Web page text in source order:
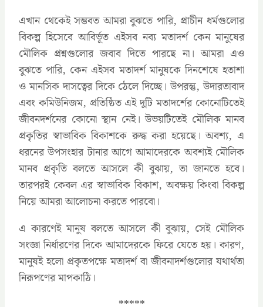
এখান থেকেই সম্ভবত আমরা বুঝতে পারি, প্রাচীন ধর্মগুলোর
বিকল্প হিসেবে আবির্ভূত এইসব নব্য মতাদর্শ কেন মানুষের
মৌলিক প্রশ্নগুলোর জবাব দিতে পারছে না। আমরা এও
বুঝতে পারি, কেন এইসব মতাদর্শ মানুষকে দিনশেষে হতাশা
ও মানসিক দাসত্বের দিকে ঠেলে দিচ্ছে। উপরন্তু, উদারতাবাদ
এবং কমিউনিজম, প্রতিষ্ঠিত এই দুটি মতাদর্শের কোনোটিতেই
জীবনদর্শনের কোনো স্থান নেই। উভয়টিতেই মৌলিক মানব
প্রকৃতির স্বাভাবিক বিকাশকে রুদ্ধ করা হয়েছে। অবশ্য, এ
ধরনের উপসংহার টানার আগে আমাদেরকে অবশ্যই মৌলিক
মানব প্রকৃতি বলতে আসলে কী বুঝায়, তা জানতে হবে।
তারপরই কেবল এর স্বাভাবিক বিকাশ, অবক্ষয় কিংবা বিকল্প
নিয়ে আমরা আলোচনা করতে পারবো।
এ কারণেই মানুষ বলতে আসলে কী বুঝায়, সেই মৌলিক
সংজ্ঞা নির্ধারণের দিকে আমাদেরকে ফিরে যেতে হয়। কারণ,
মানুষই হলো প্রকৃতপক্ষে মতাদর্শ বা জীবনাদর্শগুলোর যথার্থতা
নিরূপণের মাপকাঠি।